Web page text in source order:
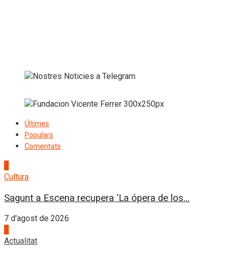
Últimes
Populars
Comentats
Cultura
Sagunt a Escena recupera ‘La ópera de los...
7 d'agost de 2026
Actualitat